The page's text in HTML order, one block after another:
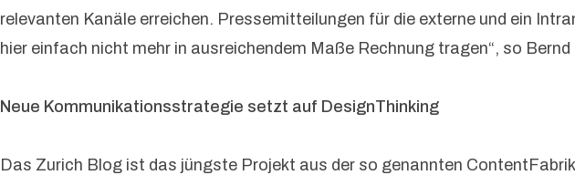
relevanten Kanäle erreichen. Pressemitteilungen für die externe und ein
hier einfach nicht mehr in ausreichendem Maße Rechnung tragen“, so
Neue Kommunikationsstrategie setzt auf DesignThinking
Das Zurich Blog ist das jüngste Projekt aus der so genannten